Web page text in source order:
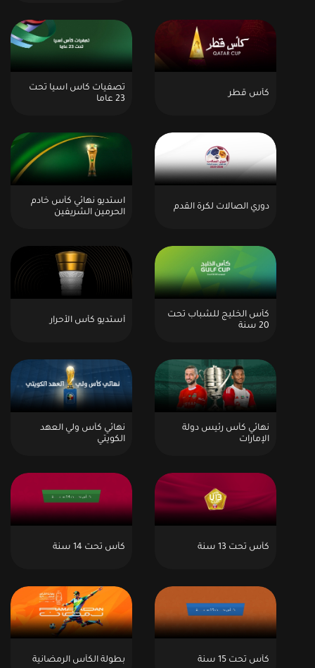
كأس قطر
تصفيات كاس اسيا تحت
23 عاما
دوري الصالات لكرة القدم
استديو نهائي كأس خادم
الحرمين الشريفين
كأس الخليج للشباب تحت
20 سنة
أستديو كأس الأحرار
نهائي كأس رئيس دولة
الإمارات
نهائي كأس ولي العهد
الكويتي
كأس تحت 13 سنة كأس تحت 14 سنة
كأس تحت 15 سنة بطولة الكأس الرمضانية